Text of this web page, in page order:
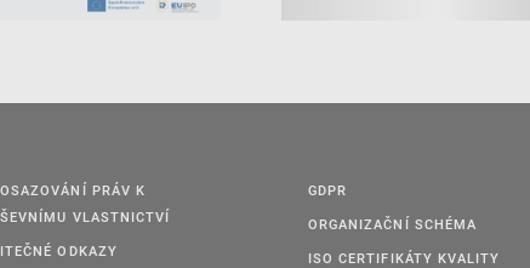
PRÁV K
VLASTNICTVÍ
ODKAZY
GDPR
ORGANIZAČNÍ SCHÉMA
ISO CERTIFIKÁTY KVALITY